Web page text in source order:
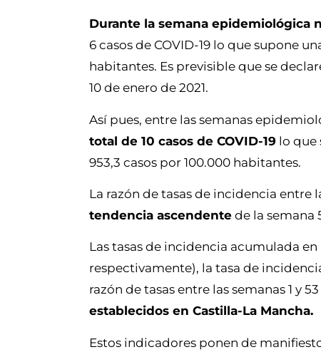
Durante la semana epidemiológica
6 casos de COVID-19 lo que supone
habitantes. Es previsible que se
10 de enero de 2021.
Así pues, entre las semanas
total de 10 casos de COVID-19 lo que
953,3 casos por 100.000 habitantes.
La razón de tasas de incidencia entre
tendencia ascendente de la semana
Las tasas de incidencia acumulada en
respectivamente), la tasa de
razón de tasas entre las semanas 1 y 53
establecidos en Castilla-La Mancha.
Estos indicadores ponen de